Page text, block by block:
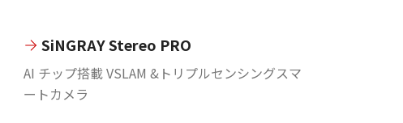
SiNGRAY Stereo PRO
AI チップ搭載 VSLAM &トリプルセンシングスマ
ートカメラ